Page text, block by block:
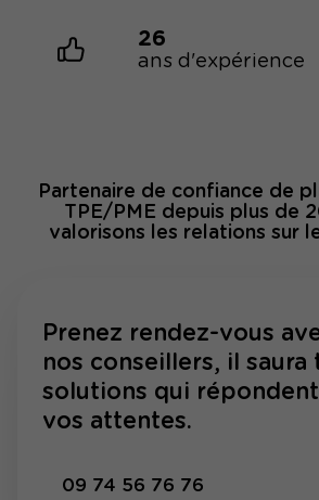
26
ans d'expérience
Partenaire de confiance de
TPE/PME depuis plus de
valorisons les relations sur
Prenez rendez-vous
nos conseillers, il saura
solutions qui
vos attentes.
09 74 56 76 76